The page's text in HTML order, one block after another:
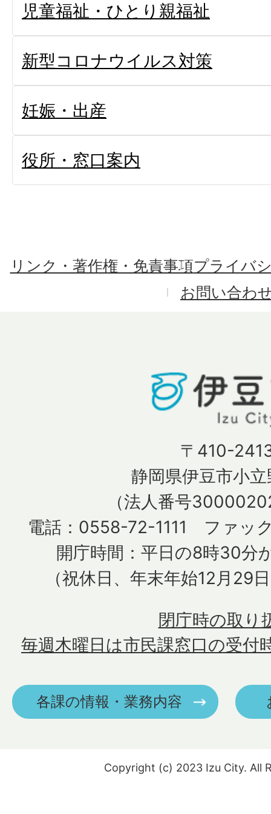
児童福祉・ひとり親福祉
新型コロナウイルス対策
妊娠・出産
役所・窓口案内
リンク・著作権・免責事項プライバ
お問い合わ
〒410-
静岡県伊豆市小
（法人番号
電話：0558-72-1111 ファッ
開庁時間：平日の8時30分
（祝休日、年末年始12月29
毎週木曜日は市民課窓口の受付
閉庁時の取り
各課の情報・業務内容
Copyright (c) 2023 Izu City. All